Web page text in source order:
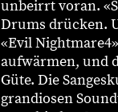
unbeirrt voran.
Drums drücken.
«Evil
aufwärmen, und
Güte. Die
grandiosen